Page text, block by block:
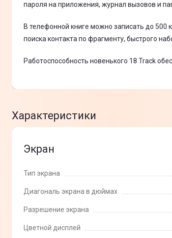
пароля на приложения, журнал вызовов и
В телефонной книге можно записать до 500
поиска контакта по фрагменту, быстрого
Работоспособность новенького 18 Track
Характеристики
Экран
Тип экрана
Диагональ экрана в дюймах
Разрешение экрана
Цветной дисплей